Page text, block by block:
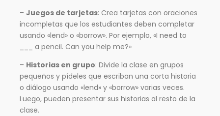
– Juegos de tarjetas: Crea tarjetas con oraciones
incompletas que los estudiantes deben completar
usando «lend» o «borrow». Por ejemplo, «I need to
___ a pencil. Can you help me?»
– Historias en grupo: Divide la clase en grupos
pequeños y pídeles que escriban una corta historia
o diálogo usando «lend» y «borrow» varias veces.
Luego, pueden presentar sus historias al resto de la
clase.